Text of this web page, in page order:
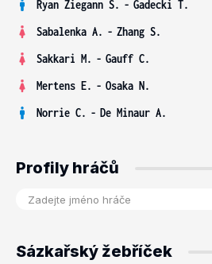
Ryan Ziegann S. - Gadecki T.
Sabalenka A. - Zhang S.
Sakkari M. - Gauff C.
Mertens E. - Osaka N.
Norrie C. - De Minaur A.
Profily hráčů
Sázkařský žebříček